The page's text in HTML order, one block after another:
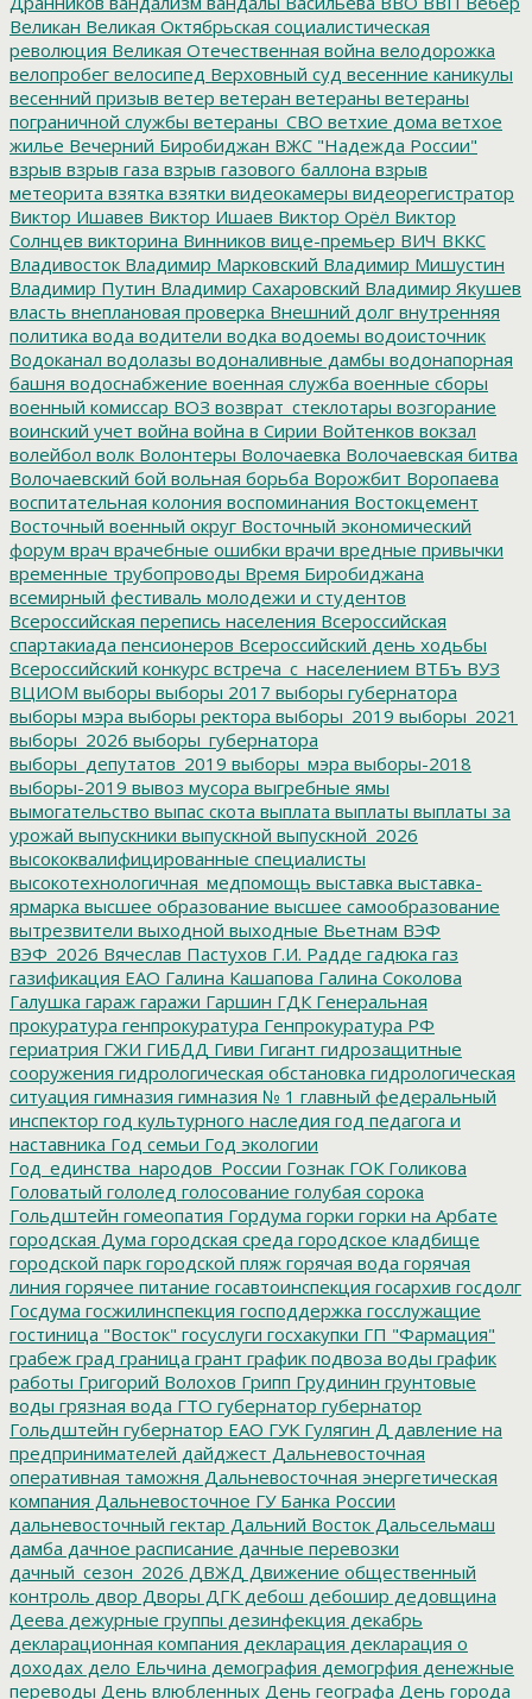
Великан Великая Октябрьская социалистическая
революция Великая Отечественная война велодорожка
велопробег велосипед Верховный суд весенние каникулы
весенний призыв ветер ветеран ветераны ветераны
пограничной службы ветераны_СВО ветхие дома ветхое
жилье Вечерний Биробиджан ВЖС "Надежда России"
взрыв взрыв газа взрыв газового баллона взрыв
метеорита взятка взятки видеокамеры видеорегистратор
Виктор Ишавев Виктор Ишаев Виктор Орёл Виктор
Солнцев викторина Винников вице-премьер ВИЧ ВККС
Владивосток Владимир Марковский Владимир Мишустин
Владимир Путин Владимир Сахаровский Владимир Якушев
власть внеплановая проверка Внешний долг внутренняя
политика вода водители водка водоемы водоисточник
Водоканал водолазы водоналивные дамбы водонапорная
башня водоснабжение военная служба военные сборы
военный комиссар ВОЗ возврат_стеклотары возгорание
воинский учет война война в Сирии Войтенков вокзал
волейбол волк Волонтеры Волочаевка Волочаевская битва
Волочаевский бой вольная борьба Ворожбит Воропаева
воспитательная колония воспоминания Востокцемент
Восточный военный округ Восточный экономический
форум врач врачебные ошибки врачи вредные привычки
временные трубопроводы Время Биробиджана
всемирный фестиваль молодежи и студентов
Всероссийская перепись населения Всероссийская
спартакиада пенсионеров Всероссийский день ходьбы
Всероссийский конкурс встреча_с_населением ВТБъ ВУЗ
ВЦИОМ выборы выборы 2017 выборы губернатора
выборы мэра выборы ректора выборы_2019 выборы_2021
выборы_2026 выборы_губернатора
выборы_депутатов_2019 выборы_мэра выборы-2018
выборы-2019 вывоз мусора выгребные ямы
вымогательство выпас скота выплата выплаты выплаты за
урожай выпускники выпускной выпускной_2026
высококвалифицированные специалисты
высокотехнологичная_медпомощь выставка выставка-
ярмарка высшее образование высшее самообразование
вытрезвители выходной выходные Вьетнам ВЭФ
ВЭФ_2026 Вячеслав Пастухов Г.И. Радде гадюка газ
газификация ЕАО Галина Кашапова Галина Соколова
Галушка гараж гаражи Гаршин ГДК Генеральная
прокуратура генпрокуратура Генпрокуратура РФ
гериатрия ГЖИ ГИБДД Гиви Гигант гидрозащитные
сооружения гидрологическая обстановка гидрологическая
ситуация гимназия гимназия № 1 главный федеральный
инспектор год культурного наследия год педагога и
наставника Год семьи Год экологии
Год_единства_народов_России Гознак ГОК Голикова
Головатый гололед голосование голубая сорока
Гольдштейн гомеопатия Гордума горки горки на Арбате
городская Дума городская среда городское кладбище
городской парк городской пляж горячая вода горячая
линия горячее питание госавтоинспекция госархив госдолг
Госдума госжилинспекция господдержка госслужащие
гостиница "Восток" госуслуги госхакупки ГП "Фармация"
грабеж град граница грант график подвоза воды график
работы Григорий Волохов Грипп Грудинин грунтовые
воды грязная вода ГТО губернатор губернатор
Гольдштейн губернатор ЕАО ГУК Гулягин Д давление на
предпринимателей дайджест Дальневосточная
оперативная таможня Дальневосточная энергетическая
компания Дальневосточное ГУ Банка России
дальневосточный гектар Дальний Восток Дальсельмаш
дамба дачное расписание дачные перевозки
дачный_сезон_2026 ДВЖД Движение общественный
контроль двор Дворы ДГК дебош дебошир дедовщина
Деева дежурные группы дезинфекция декабрь
декларационная компания декларация декларация о
доходах дело Ельчина демография демогрфия денежные
переводы День влюбленных День географа День города